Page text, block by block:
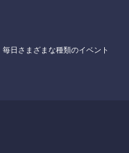
毎日さまざまな種類のイベント